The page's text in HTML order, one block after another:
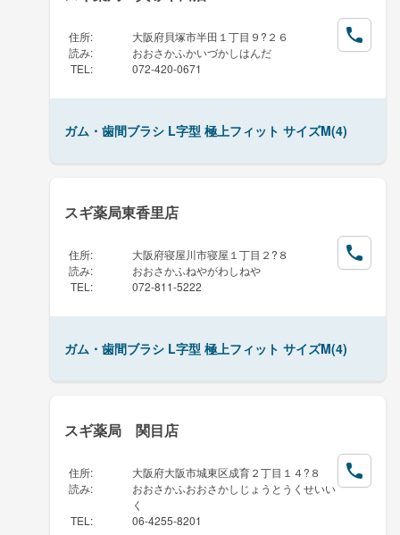
住所:
大阪府貝塚市半田１丁目９?２６
読み:
おおさかふかいづかしはんだ
TEL : 072-420-0671
ガム・歯間ブラシ L字型 極上フィット サイズM(4)
スギ薬局東香里店
住所:
大阪府寝屋川市寝屋１丁目２?８
読み:
おおさかふねやがわしねや
TEL : 072-811-5222
ガム・歯間ブラシ L字型 極上フィット サイズM(4)
スギ薬局 関目店
住所:
大阪府大阪市城東区成育２丁目１４?８
読み:
おおさかふおおさかしじょうとうくせいい
く
TEL : 06-4255-8201